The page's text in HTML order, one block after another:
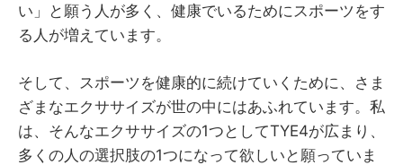
い」と願う人が多く、健康でいるためにスポーツをす
る人が増えています。
そして、スポーツを健康的に続けていくために、さま
ざまなエクササイズが世の中にはあふれています。私
は、そんなエクササイズの1つとしてTYE4が広まり、
多くの人の選択肢の1つになって欲しいと願っていま